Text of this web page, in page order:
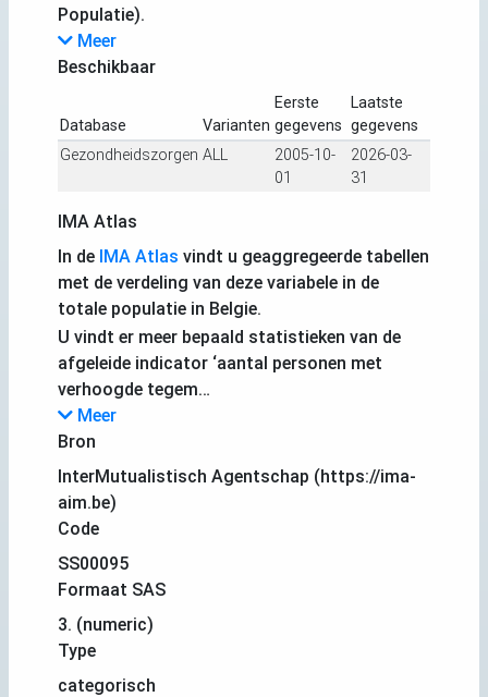
Populatie).
Meer
Beschikbaar
Database Varianten
Eerste
gegevens
Laatste
gegevens
Gezondheidszorgen ALL
2005-10-
01
2026-03-
31
IMA Atlas
In de IMA Atlas vindt u geaggregeerde tabellen
met de verdeling van deze variabele in de
totale populatie in Belgie.
U vindt er meer bepaald statistieken van de
afgeleide indicator ‘aantal personen met
verhoogde tegem…
Meer
Bron
InterMutualistisch Agentschap (https://ima-
aim.be)
Code
SS00095
Formaat SAS
3. (numeric)
Type
categorisch